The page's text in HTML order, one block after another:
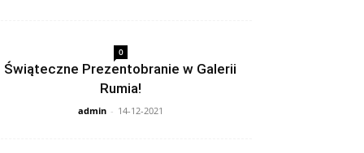
0
Świąteczne Prezentobranie w Galerii
Rumia!
admin - 14-12-2021